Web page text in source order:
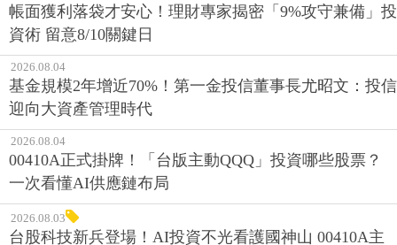
帳面獲利落袋才安心！理財專家揭密「9%攻守兼備」投
資術 留意8/10關鍵日
2026.08.04
基金規模2年增近70%！第一金投信董事長尤昭文：投信
迎向大資產管理時代
2026.08.04
00410A正式掛牌！「台版主動QQQ」投資哪些股票？
一次看懂AI供應鏈布局
2026.08.03
台股科技新兵登場！AI投資不光看護國神山 00410A主